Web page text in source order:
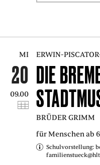
MI
20
09.00
ERWIN-
DIE
BRÜDER GRIMM
für Menschen ab
Schulvorstellung: